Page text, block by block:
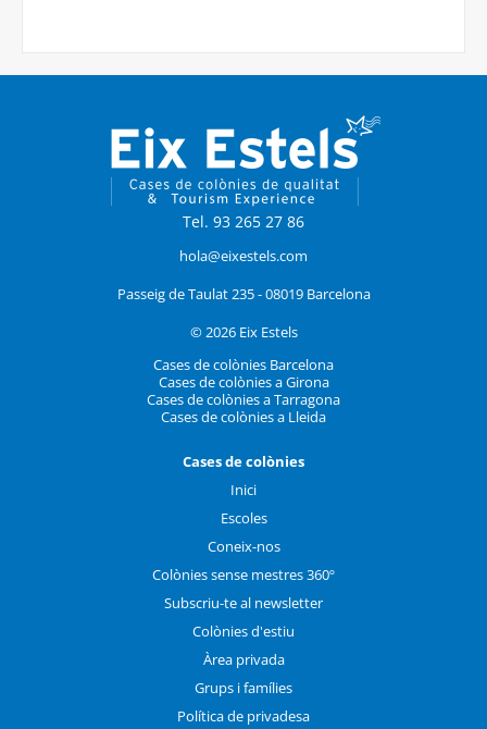
Tel. 93 265 27 86
hola@eixestels.com
Passeig de Taulat 235 - 08019 Barcelona
© 2026 Eix Estels
Cases de colònies Barcelona
Cases de colònies a Girona
Cases de colònies a Tarragona
Cases de colònies a Lleida
Cases de colònies
Inici
Escoles
Coneix-nos
Colònies sense mestres 360º
Subscriu-te al newsletter
Colònies d'estiu
Àrea privada
Grups i famílies
Política de privadesa